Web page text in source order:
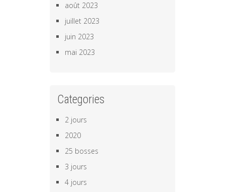
août 2023
juillet 2023
juin 2023
mai 2023
Categories
2 jours
2020
25 bosses
3 jours
4 jours